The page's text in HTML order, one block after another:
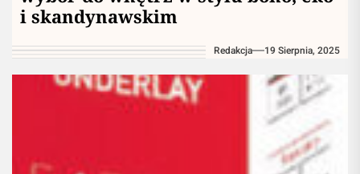
i skandynawskim
Redakcja 19 Sierpnia, 2025